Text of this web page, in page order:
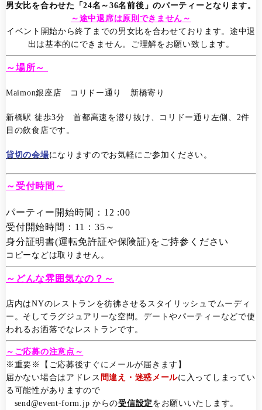
男女比を合わせた「24名～36名前後」のパーティーとなります。
～途中退席は原則できません～
イベント開始から終了までの男女比を合わせております。途中退
出は基本的にできません。ご理解をお願い致します。
～場所～
Maimon銀座店 コリドー通り 新橋寄り
新橋駅 徒歩3分 首都高速を潜り抜け、コリドー通り左側、2件
目の飲食店です。
貸切の会場になりますのでお気軽にご参加ください。
～受付時間～
パーティー開始時間：12 :00
受付開始時間：11：35～
身分証明書(運転免許証や保険証)をご持参ください
コピーなどは取りません。
～どんな雰囲気なの？～
店内はNYのレストランを彷彿させるスタイリッシュでムーディ
ー。そしてラグジュアリーな空間。デートやパーティーなどで使
われるお洒落でなレストランです。
～ご応募の注意点～
※重要※【ご応募後すぐにメールが届きます】
届かない場合はアドレス 間違え・迷惑メールに入ってしまってい
る可能性がありますので
send@event-form.jp からの受信設定 をお願いいたします。